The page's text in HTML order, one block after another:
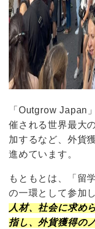
「Outgrow Japan
催される世界最大
加するなど、外貨
進めています。
もともとは、「留
の一環として参加
人材、社会に求め
指し、外貨獲得の